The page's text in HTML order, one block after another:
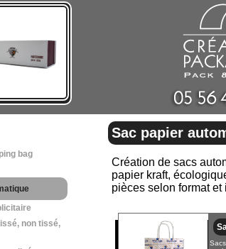
bag
non tissé,
Sac papier
Création de sacs
papier kraft,
pièces selon format et